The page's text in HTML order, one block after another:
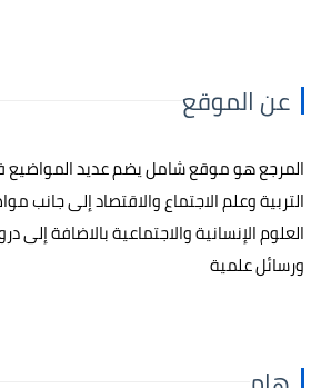
عن الموقع
المرجع هو موقع شامل يضم عديد
التربية وعلم الاجتماع والاقتصاد إلى
العلوم الإنسانية والاجتماعية بالاضافة
ورسائل علمية